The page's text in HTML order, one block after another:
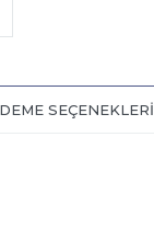
SEÇENEKLERI